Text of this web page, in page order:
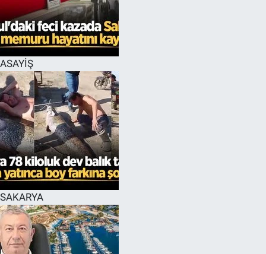
ASAYİŞ
SAKARYA
EĞİTİM
MAGAZİN
ÖZEL HABER
HALK54 PANORAMA